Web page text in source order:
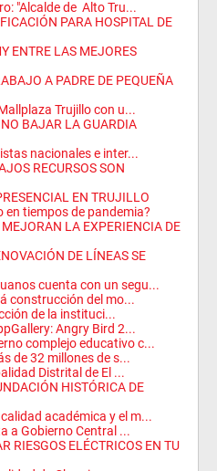
"Alcalde de Alto Tru...
PARA HOSPITAL DE
ENTRE LAS MEJORES
A PADRE DE PEQUEÑA
Trujillo con u...
BAJAR LA GUARDIA
nacionales e inter...
RECURSOS SON
EN TRUJILLO
en tiempos de pandemia?
LA EXPERIENCIA DE
DE LÍNEAS SE
cuenta con un segu...
construcción del mo...
de la instituci...
Angry Bird 2...
complejo educativo c...
de 32 millones de s...
Distrital de El ...
HISTÓRICA DE
académica y el m...
a Gobierno Central ...
RIESGOS ELÉCTRICOS EN TU